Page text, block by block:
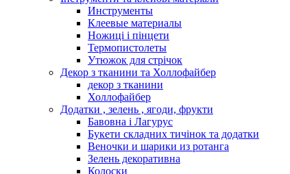
Инструменты
Клеевые материалы
Ножиці і пінцети
Термопистолеты
Утюжок для стрічок
Декор з тканини та Холлофайбер
декор з тканини
Холлофайбер
Додатки , зелень , ягоди, фрукти
Бавовна і Лагурус
Букети складних тичінок та додатки
Веночки и шарики из ротанга
Зелень декоративна
Колоски